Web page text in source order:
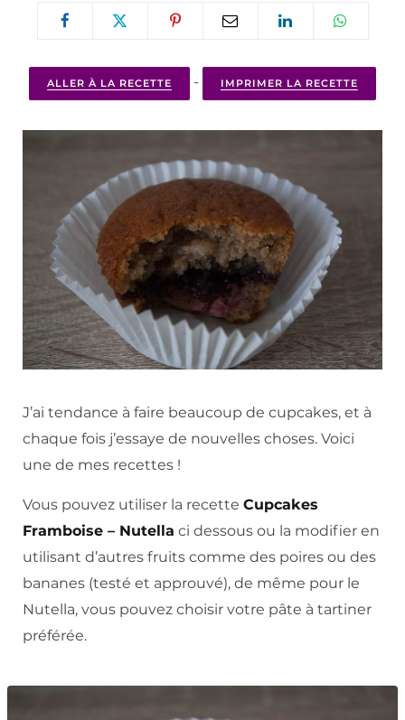
ALLER À LA RECETTE - IMPRIMER LA RECETTE
J’ai tendance à faire beaucoup de cupcakes, et à
chaque fois j’essaye de nouvelles choses. Voici
une de mes recettes !
Vous pouvez utiliser la recette Cupcakes
Framboise – Nutella ci dessous ou la modifier en
utilisant d’autres fruits comme des poires ou des
bananes (testé et approuvé), de même pour le
Nutella, vous pouvez choisir votre pâte à tartiner
préférée.